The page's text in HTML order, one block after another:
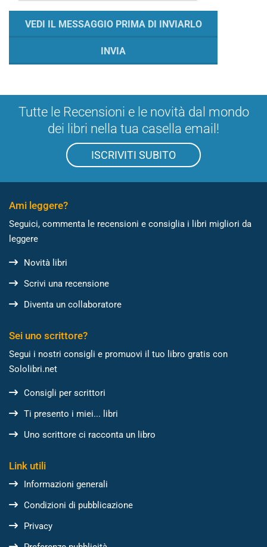
Tutte le Recensioni e le novità dal mondo
dei libri nella tua casella email!
ISCRIVITI SUBITO
Ami leggere?
Seguici, commenta le recensioni e consiglia i libri migliori da
leggere
Novità libri
Scrivi una recensione
Diventa un collaboratore
Sei uno scrittore?
Segui i nostri consigli e promuovi il tuo libro gratis con
Sololibri.net
Consigli per scrittori
Ti presento i miei... libri
Uno scrittore ci racconta un libro
Link utili
Informazioni generali
Condizioni di pubblicazione
Privacy